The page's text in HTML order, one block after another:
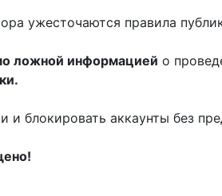
ужесточаются правила
ложной информацией о
блокировать аккаунты без